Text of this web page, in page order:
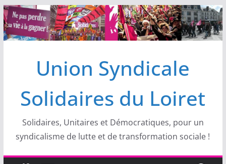
Passer
au
contenu
Union Syndicale
Solidaires du Loiret
Solidaires, Unitaires et Démocratiques, pour un
syndicalisme de lutte et de transformation sociale !